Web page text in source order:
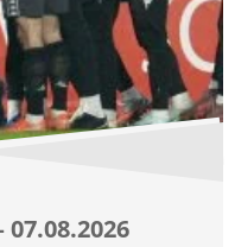
07.08.2026